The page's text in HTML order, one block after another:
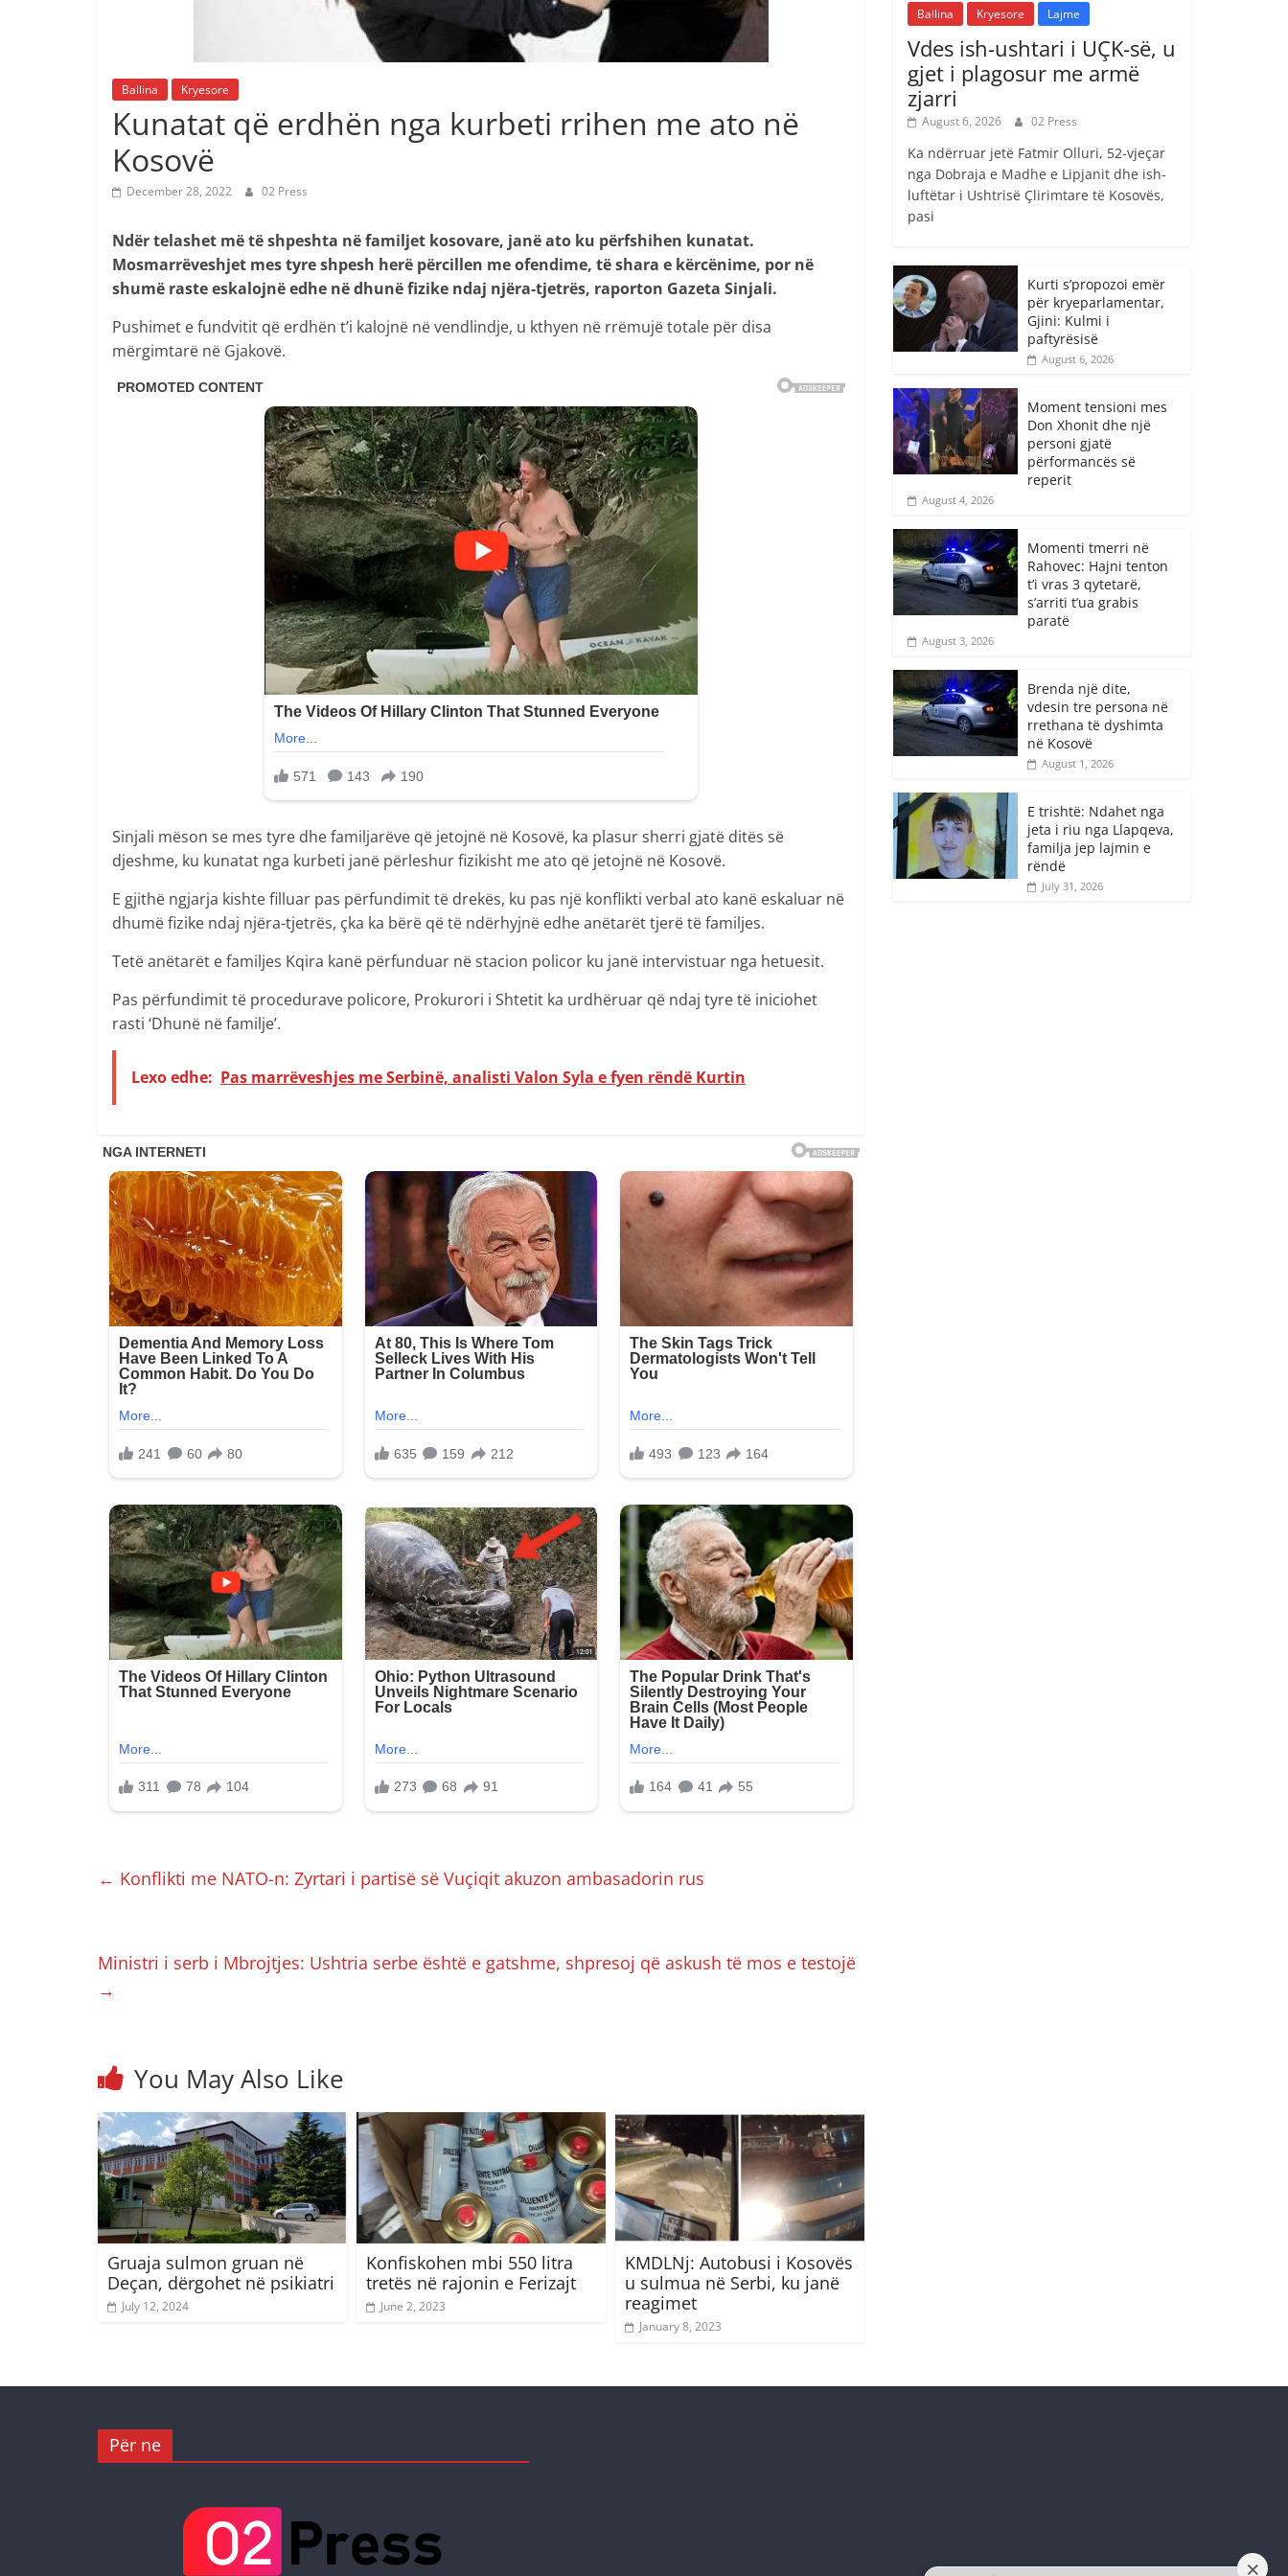
Ballina Kryesore
Kunatat që erdhën nga kurbeti rrihen me ato në
Kosovë
December 28, 2022 02 Press
Ndër telashet më të shpeshta në familjet kosovare, janë ato ku përfshihen kunatat.
Mosmarrëveshjet mes tyre shpesh herë përcillen me ofendime, të shara e kërcënime, por në
shumë raste eskalojnë edhe në dhunë fizike ndaj njëra-tjetrës, raporton Gazeta Sinjali.
Pushimet e fundvitit që erdhën t’i kalojnë në vendlindje, u kthyen në rrëmujë totale për disa
mërgimtarë në Gjakovë.
Sinjali mëson se mes tyre dhe familjarëve që jetojnë në Kosovë, ka plasur sherri gjatë ditës së
djeshme, ku kunatat nga kurbeti janë përleshur fizikisht me ato që jetojnë në Kosovë.
E gjithë ngjarja kishte filluar pas përfundimit të drekës, ku pas një konflikti verbal ato kanë eskaluar në
dhumë fizike ndaj njëra-tjetrës, çka ka bërë që të ndërhyjnë edhe anëtarët tjerë të familjes.
Tetë anëtarët e familjes Kqira kanë përfunduar në stacion policor ku janë intervistuar nga hetuesit.
Pas përfundimit të procedurave policore, Prokurori i Shtetit ka urdhëruar që ndaj tyre të iniciohet
rasti ‘Dhunë në familje’.
Lexo edhe: Pas marrëveshjes me Serbinë, analisti Valon Syla e fyen rëndë Kurtin
← Konflikti me NATO-n: Zyrtari i partisë së Vuçiqit akuzon ambasadorin rus
Ministri i serb i Mbrojtjes: Ushtria serbe është e gatshme, shpresoj që askush të mos e testojë
→
You May Also Like
Gruaja sulmon gruan në
Deçan, dërgohet në psikiatri
July 12, 2024
Konfiskohen mbi 550 litra
tretës në rajonin e Ferizajt
June 2, 2023
KMDLNj: Autobusi i Kosovës
u sulmua në Serbi, ku janë
reagimet
January 8, 2023
Ballina Kryesore Lajme
Vdes ish-ushtari i UÇK-së, u
gjet i plagosur me armë
zjarri
August 6, 2026 02 Press
Ka ndërruar jetë Fatmir Olluri, 52-vjeçar
nga Dobraja e Madhe e Lipjanit dhe ish-
luftëtar i Ushtrisë Çlirimtare të Kosovës,
pasi
Kurti s’propozoi emër
për kryeparlamentar,
Gjini: Kulmi i
paftyrësisë
August 6, 2026
Moment tensioni mes
Don Xhonit dhe një
personi gjatë
përformancës së
reperit
August 4, 2026
Momenti tmerri në
Rahovec: Hajni tenton
t’i vras 3 qytetarë,
s’arriti t’ua grabis
paratë
August 3, 2026
Brenda një dite,
vdesin tre persona në
rrethana të dyshimta
në Kosovë
August 1, 2026
E trishtë: Ndahet nga
jeta i riu nga Llapqeva,
familja jep lajmin e
rëndë
July 31, 2026
Për ne